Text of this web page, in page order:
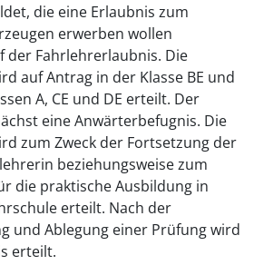
die eine Erlaubnis zum
erwerben wollen
der Fahrlehrerlaubnis. Die
auf Antrag in der Klasse BE und
A, CE und DE erteilt. Der
eine Anwärterbefugnis. Die
zum Zweck der Fortsetzung der
beziehungsweise zum
die praktische Ausbildung in
erteilt. Nach der
und Ablegung einer Prüfung wird
erteilt.